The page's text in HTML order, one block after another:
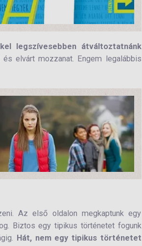
legszívesebben átváltoztatnánk
elvárt mozzanat. Engem legalábbis
Az első oldalon megkaptunk egy
Biztos egy tipikus történetet fogunk
Hát, nem egy tipikus történetet